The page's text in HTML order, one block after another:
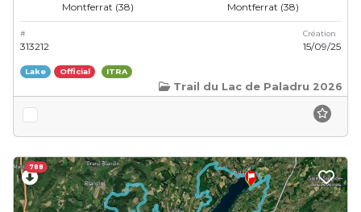
Montferrat (38) Montferrat (38)
#
313212
Création
15/09/25
Lake Official ITRA
Trail du Lac de Paladru 2026
788